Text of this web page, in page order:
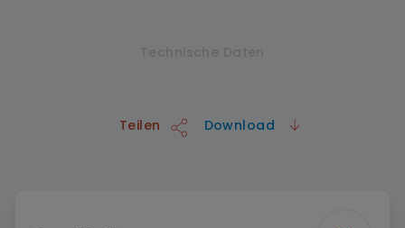
Teilen Download